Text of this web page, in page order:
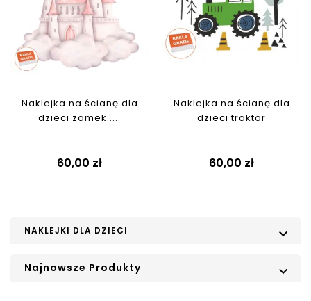
Naklejka na ścianę dla
dzieci zamek.....
Cena
60,00 zł
Naklejka na ścianę dla
dzieci traktor
Cena
60,00 zł
NAKLEJKI DLA DZIECI 
Najnowsze Produkty 